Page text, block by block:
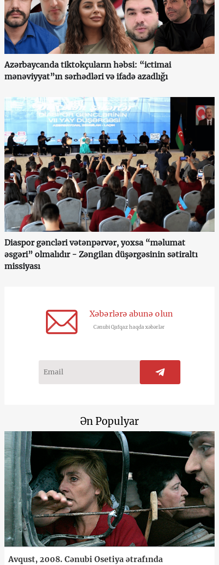
Azərbaycanda tiktokçuların həbsi: “ictimai
mənəviyyat”ın sərhədləri və ifadə azadlığı
Diaspor gəncləri vətənpərvər, yoxsa “məlumat
əsgəri” olmalıdır - Zəngilan düşərgəsinin sətiraltı
missiyası
Xəbərlərə abunə olun
Cənubi Qafqaz haqda xəbərlər
Ən Populyar
Avqust, 2008. Cənubi Osetiya ətrafında